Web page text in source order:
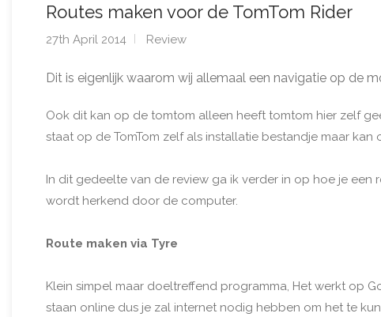
Routes maken voor de TomTom Rider
27th April 2014 Review
Dit is eigenlijk waarom wij allemaal een navigatie op de
Ook dit kan op de tomtom alleen heeft tomtom hier zelf
staat op de TomTom zelf als installatie bestandje maar
In dit gedeelte van de review ga ik verder in op hoe je een
wordt herkend door de computer.
Route maken via Tyre
Klein simpel maar doeltreffend programma, Het werkt op
staan online dus je zal internet nodig hebben om het te